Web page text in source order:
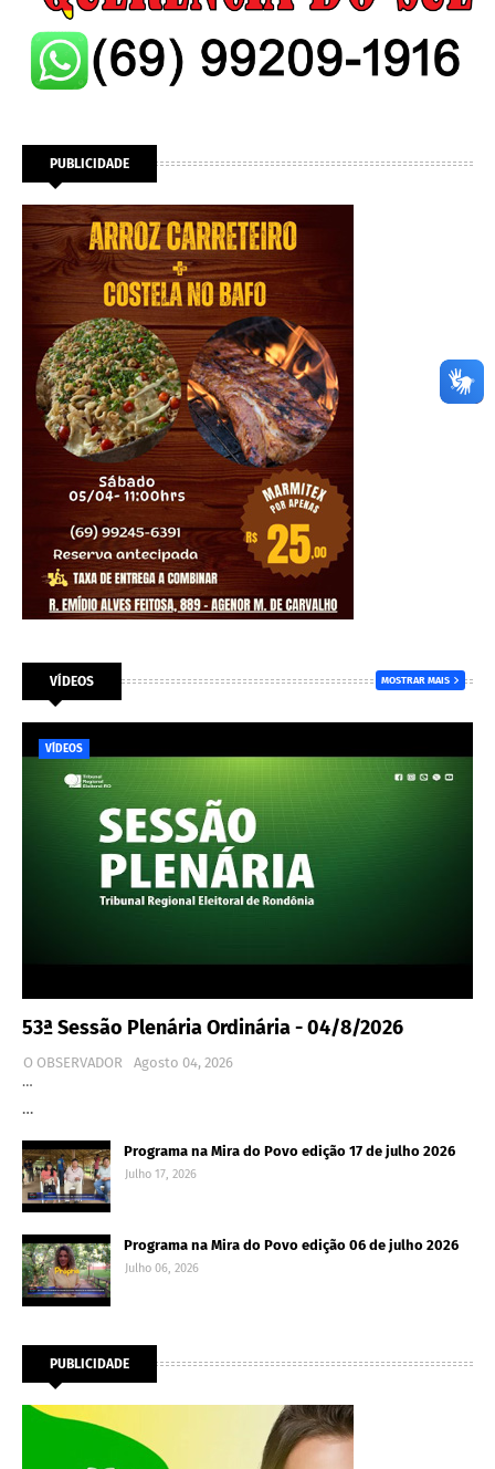
PUBLICIDADE
VÍDEOS MOSTRAR MAIS
VÍDEOS
53ª Sessão Plenária Ordinária - 04/8/2026
O OBSERVADOR
Agosto 04, 2026
…
…
Programa na Mira do Povo edição 17 de julho 2026
Julho 17, 2026
Programa na Mira do Povo edição 06 de julho 2026
Julho 06, 2026
PUBLICIDADE